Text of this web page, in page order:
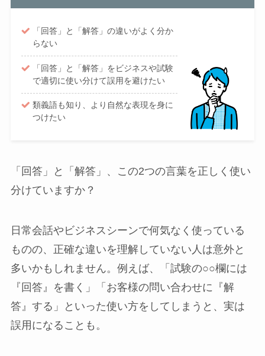
「回答」と「解答」の違いがよく分か
らない
「回答」と「解答」をビジネスや試験
で適切に使い分けて誤用を避けたい
類義語も知り、より自然な表現を身に
つけたい
「回答」と「解答」、この2つの言葉を正しく使い
分けていますか？
日常会話やビジネスシーンで何気なく使っている
ものの、正確な違いを理解していない人は意外と
多いかもしれません。例えば、「試験の○○欄には
『回答』を書く」「お客様の問い合わせに『解
答』する」といった使い方をしてしまうと、実は
誤用になることも。